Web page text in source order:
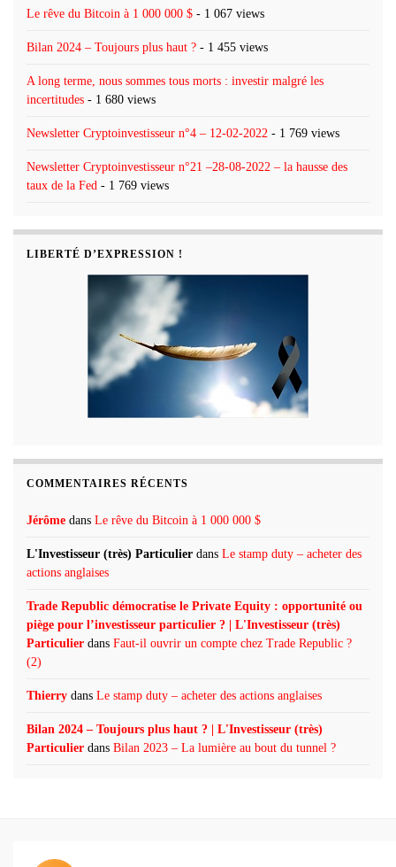
Le rêve du Bitcoin à 1 000 000 $ - 1 067 views
Bilan 2024 – Toujours plus haut ? - 1 455 views
A long terme, nous sommes tous morts : investir malgré les
incertitudes - 1 680 views
Newsletter Cryptoinvestisseur n°4 – 12-02-2022 - 1 769 views
Newsletter Cryptoinvestisseur n°21 –28-08-2022 – la hausse des
taux de la Fed - 1 769 views
LIBERTÉ D’EXPRESSION !
COMMENTAIRES RÉCENTS
Jérôme dans Le rêve du Bitcoin à 1 000 000 $
L'Investisseur (très) Particulier dans Le stamp duty – acheter des
actions anglaises
Trade Republic démocratise le Private Equity : opportunité ou
piège pour l’investisseur particulier ? | L'Investisseur (très)
Particulier dans Faut-il ouvrir un compte chez Trade Republic ?
(2)
Thierry dans Le stamp duty – acheter des actions anglaises
Bilan 2024 – Toujours plus haut ? | L'Investisseur (très)
Particulier dans Bilan 2023 – La lumière au bout du tunnel ?